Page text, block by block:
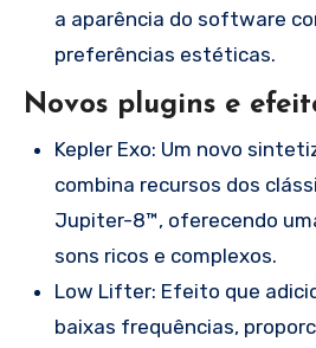
a aparência do software
preferências estéticas.
Novos plugins e
Kepler Exo: Um novo
combina recursos dos
Jupiter-8™, oferecendo
sons ricos e complexos.
Low Lifter: Efeito que
baixas frequências,